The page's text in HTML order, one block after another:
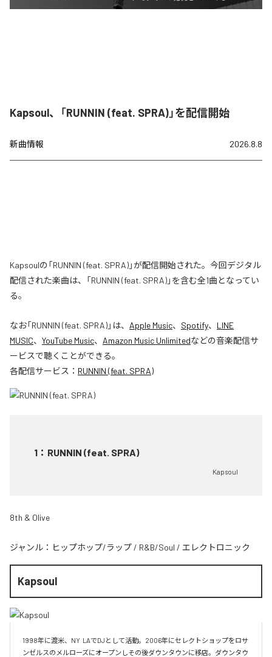
Kapsoul、「RUNNIN (feat. SPRA)」を配信開始
新曲情報 2026.8.8
Kapsoulの「RUNNIN (feat. SPRA)」が配信開始された。今回デジタル
配信された楽曲は、「RUNNIN (feat. SPRA)」を含む全1曲となってい
る。
なお「RUNNIN (feat. SPRA)」は、 Apple Music、 Spotify、 LINE
MUSIC、 YouTube Music、 Amazon Music Unlimitedなどの音楽配信サ
ービスで聴くことができる。
各配信サービス： RUNNIN (feat. SPRA)
1 ： RUNNIN (feat. SPRA)
Kapsoul
8th & Olive
ジャンル： ヒップホップ/ラップ / R&B/Soul / エレクトロニック
Kapsoul
1998年に渡米、NY  LAでDJとして活動。2006年にセレクトショップをロサ
ンゼルスのメルローズにオープンしその後ダウンタウンに移店。ダウンタウ